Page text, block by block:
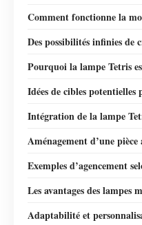
Comment fonctionne la
Des possibilités infinies de
Pourquoi la lampe Tetris
Idées de cibles
Intégration de la lampe
Aménagement d’une
Exemples d’agencement
Les avantages des lampes
Adaptabilité et